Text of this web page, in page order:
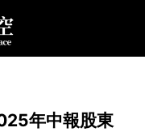
年中報股東